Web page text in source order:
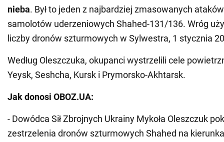
nieba. Był to jeden z najbardziej zmasowanych
samolotów uderzeniowych Shahed-131/136. Wróg
liczby dronów szturmowych w Sylwestra, 1 stycznia
Według Oleszczuka, okupanci wystrzelili cele
Yeysk, Seshcha, Kursk i Prymorsko-Akhtarsk.
Jak donosi OBOZ.UA:
- Dowódca Sił Zbrojnych Ukrainy Mykoła Oleszczuk
zestrzelenia dronów szturmowych Shahed na